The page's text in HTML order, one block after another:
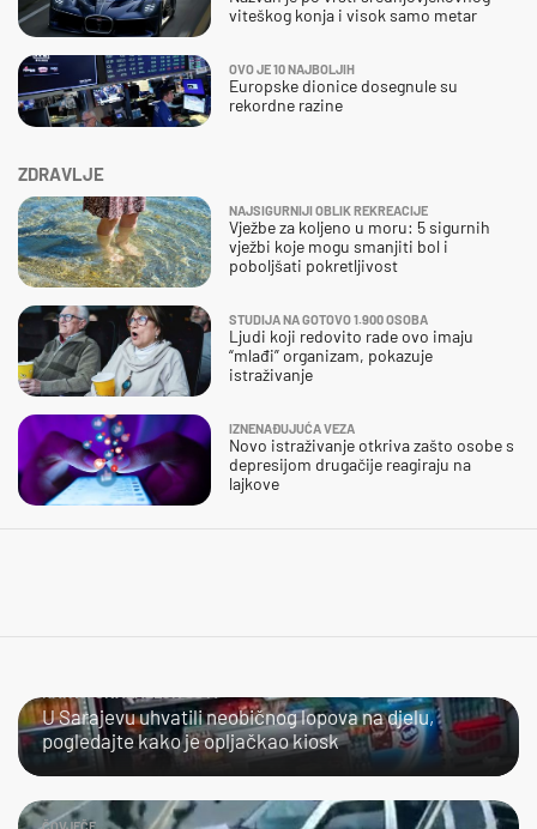
ZDRAVLJE
NAJSIGURNIJI OBLIK REKREACIJE
Vježbe za koljeno u moru: 5 sigurnih
vježbi koje mogu smanjiti bol i
poboljšati pokretljivost
STUDIJA NA GOTOVO 1.900 OSOBA
Ljudi koji redovito rade ovo imaju
“mlađi” organizam, pokazuje
istraživanje
IZNENAĐUJUĆA VEZA
Novo istraživanje otkriva zašto osobe s
depresijom drugačije reagiraju na
lajkove
viteškog konja i visok samo metar
OVO JE 10 NAJBOLJIH
Europske dionice dosegnule su
rekordne razine
U Sarajevu uhvatili neobičnog lopova na djelu,
pogledajte kako je opljačkao kiosk